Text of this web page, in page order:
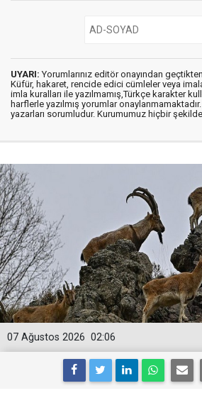
UYARI: Yorumlarınız editör onayından
Küfür, hakaret, rencide edici cümleler veya
imla kuralları ile yazılmamış,Türkçe karakter
harflerle yazılmış yorumlar
yazarları sorumludur. Kurumumuz hiçbir
02:06
07 Ağustos 2026